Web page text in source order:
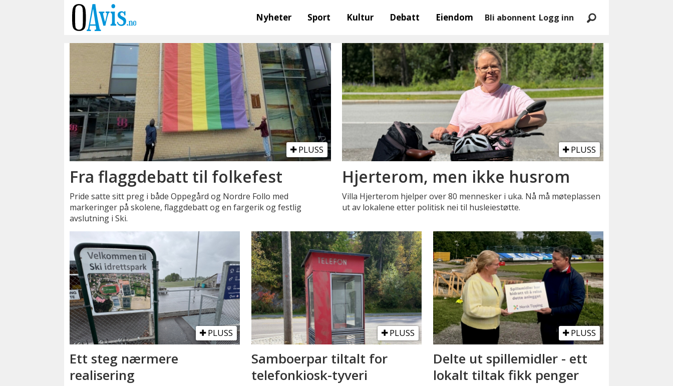
Nyheter Sport Kultur Debatt Eiendom Bli abonnent Logg inn
PLUSS
Fra flaggdebatt til folkefest
Pride satte sitt preg i både Oppegård og Nordre Follo med
markeringer på skolene, flaggdebatt og en fargerik og festlig
avslutning i Ski.
PLUSS
Hjerterom, men ikke husrom
Villa Hjerterom hjelper over 80 mennesker i uka. Nå må møteplassen
ut av lokalene etter politisk nei til husleiestøtte.
PLUSS
Ett steg nærmere
realisering
PLUSS
Samboerpar tiltalt for
telefonkiosk-tyveri
PLUSS
Delte ut spillemidler - ett
lokalt tiltak fikk penger